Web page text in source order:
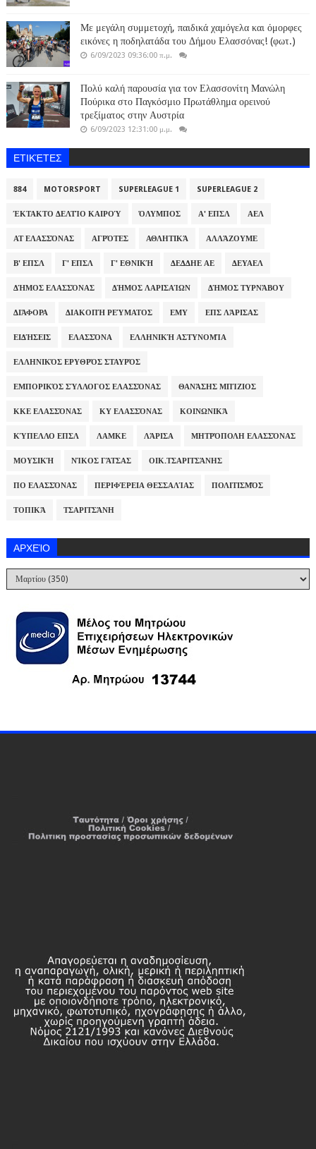
Με μεγάλη συμμετοχή, παιδικά χαμόγελα και όμορφες
εικόνες η ποδηλατάδα του Δήμου Ελασσόνας! (φωτ.)
6/09/2023 09:36:00 π.μ.
Πολύ καλή παρουσία για τον Ελασσονίτη Μανώλη
Πούρικα στο Παγκόσμιο Πρωτάθλημα ορεινού
τρεξίματος στην Αυστρία
6/09/2023 12:31:00 μ.μ.
ΕΤΙΚΈΤΕΣ
884 MOTORSPORT SUPERLEAGUE 1 SUPERLEAGUE 2
ΈΚΤΑΚΤΟ ΔΕΛΤΊΟ ΚΑΙΡΟΎ ΌΛΥΜΠΟΣ Α' ΕΠΣΛ ΑΕΛ
ΑΤ ΕΛΑΣΣΌΝΑΣ ΑΓΡΌΤΕΣ ΑΘΛΗΤΙΚΆ ΑΛΛΆΖΟΥΜΕ
Β' ΕΠΣΛ Γ' ΕΠΣΛ Γ' ΕΘΝΙΚΉ ΔΕΔΔΗΕ ΑΕ ΔΕΥΑΕΛ
ΔΉΜΟΣ ΕΛΑΣΣΌΝΑΣ ΔΉΜΟΣ ΛΑΡΙΣΑΊΩΝ ΔΉΜΟΣ ΤΥΡΝΆΒΟΥ
ΔΙΆΦΟΡΑ ΔΙΑΚΟΠΉ ΡΕΎΜΑΤΟΣ ΕΜΥ ΕΠΣ ΛΆΡΙΣΑΣ
ΕΙΔΉΣΕΙΣ ΕΛΑΣΣΌΝΑ ΕΛΛΗΝΙΚΉ ΑΣΤΥΝΟΜΊΑ
ΕΛΛΗΝΙΚΌΣ ΕΡΥΘΡΌΣ ΣΤΑΥΡΌΣ
ΕΜΠΟΡΙΚΌΣ ΣΎΛΛΟΓΟΣ ΕΛΑΣΣΌΝΑΣ ΘΑΝΆΣΗΣ ΜΠΊΖΙΟΣ
ΚΚΕ ΕΛΑΣΣΌΝΑΣ ΚΥ ΕΛΑΣΣΌΝΑΣ ΚΟΙΝΩΝΙΚΆ
ΚΎΠΕΛΛΟ ΕΠΣΛ ΛΑΜΚΕ ΛΆΡΙΣΑ ΜΗΤΡΌΠΟΛΗ ΕΛΑΣΣΌΝΑΣ
ΜΟΥΣΙΚΉ ΝΊΚΟΣ ΓΆΤΣΑΣ ΟΙΚ.ΤΣΑΡΙΤΣΆΝΗΣ
ΠΟ ΕΛΑΣΣΌΝΑΣ ΠΕΡΙΦΈΡΕΙΑ ΘΕΣΣΑΛΊΑΣ ΠΟΛΙΤΙΣΜΌΣ
ΤΟΠΙΚΆ ΤΣΑΡΙΤΣΆΝΗ
ΑΡΧΕΊΟ